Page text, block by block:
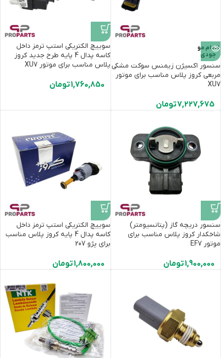
اتمام مو
جودی
سنسور اکسیژن زیمنس سوکت مشکی
مربعی کروز پلاس مناسب برای موتور
XU7
7,227,675تومان
سوییچ الکتریکی استپ ترمز داخل
کاسه پدال 4 پایه طرح جدید کروز
پلاس مناسب برای موتور XU7
1,760,850تومان
سنسور دریچه گاز (پتانسیومتر)
شاخکدار کروز پلاس مناسب برای
موتور EF7
1,900,000تومان
سوییچ الکتریکی استپ ترمز داخل
کاسه پدال 4 پایه کروز پلاس مناسب
برای پژو 207
1,800,000تومان